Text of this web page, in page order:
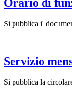
Orario di
Si pubblica il
Servizio
Si pubblica la